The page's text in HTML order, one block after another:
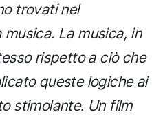
trovati nel
La musica, in
rispetto a ciò che
queste logiche ai
stimolante. Un film